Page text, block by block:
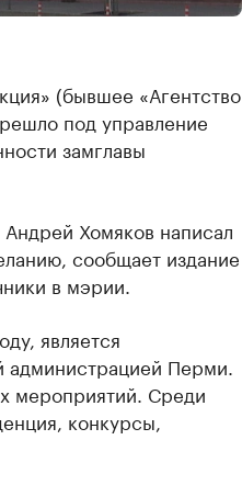
(бывшее «Агентство
под управление
замглавы
Хомяков написал
сообщает издание
в мэрии.
является
Перми.
мероприятий. Среди
конкурсы,